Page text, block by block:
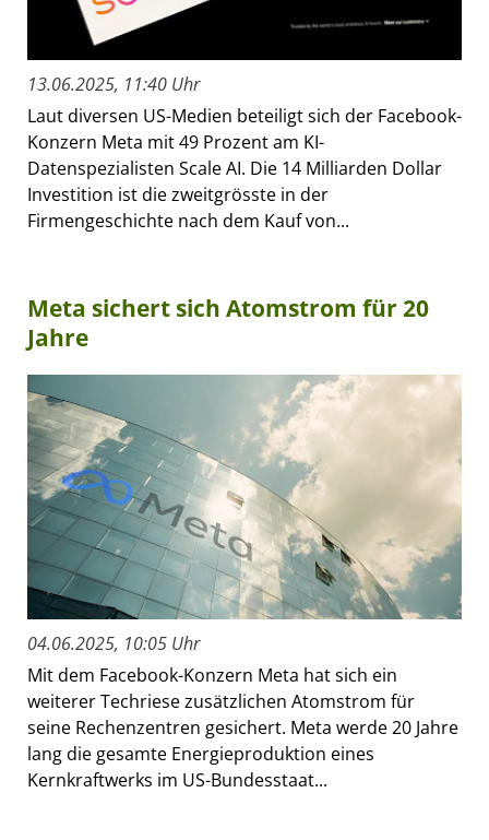
13.06.2025, 11:40 Uhr
Laut diversen US-Medien beteiligt sich der Facebook-
Konzern Meta mit 49 Prozent am KI-
Datenspezialisten Scale AI. Die 14 Milliarden Dollar
Investition ist die zweitgrösste in der
Firmengeschichte nach dem Kauf von...
Meta sichert sich Atomstrom für 20
Jahre
04.06.2025, 10:05 Uhr
Mit dem Facebook-Konzern Meta hat sich ein
weiterer Techriese zusätzlichen Atomstrom für
seine Rechenzentren gesichert. Meta werde 20 Jahre
lang die gesamte Energieproduktion eines
Kernkraftwerks im US-Bundesstaat...